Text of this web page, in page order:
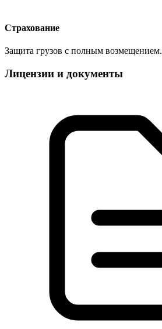
Страхование
Защита грузов с полным возмещением.
Лицензии и документы